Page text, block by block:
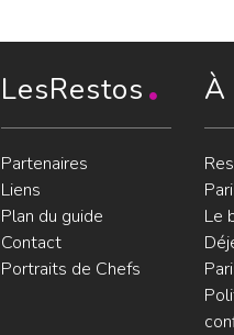
LesRestos
Partenaires
Liens
Plan du guide
Contact
Portraits de Chefs
À
Le